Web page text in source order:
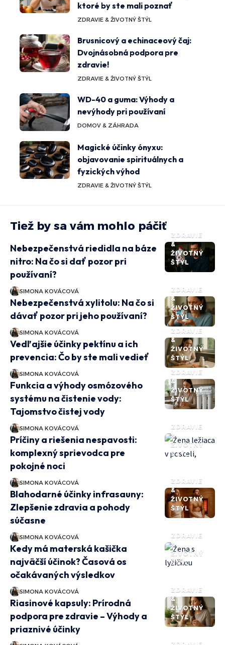
ktoré by ste mali poznať
ZDRAVIE & ŽIVOTNÝ ŠTÝL
Brusnicový a echinaceový čaj:
Dvojnásobná podpora pre
zdravie!
ZDRAVIE & ŽIVOTNÝ ŠTÝL
WD-40 a guma: Výhody a
nevýhody pri používaní
DOMOV & ZÁHRADA
Magické účinky ónyxu:
objavovanie spirituálnych a
fyzických výhod
ZDRAVIE & ŽIVOTNÝ ŠTÝL
Tiež by sa vám mohlo páčiť
ZDRAVIE
&
ŽIVOTNÝ
ŠTÝL
Nebezpečenstvá riedidla na báze
nitro: Na čo si dať pozor pri
používaní?
SIMONA KOVÁCOVÁ
ZDRAVIE
&
ŽIVOTNÝ
ŠTÝL
Nebezpečenstvá xylitolu: Na čo si
dávať pozor pri jeho používaní?
SIMONA KOVÁCOVÁ
ZDRAVIE
&
ŽIVOTNÝ
ŠTÝL
Vedľajšie účinky pektínu a ich
prevencia: Čo by ste mali vedieť
SIMONA KOVÁCOVÁ
ZDRAVIE
&
ŽIVOTNÝ
ŠTÝL
Funkcia a výhody osmózového
systému na čistenie vody:
Tajomstvo čistej vody
SIMONA KOVÁCOVÁ
ZDRAVIE
&
ŽIVOTNÝ
ŠTÝL
Príčiny a riešenia nespavosti:
komplexný sprievodca pre
pokojné noci
SIMONA KOVÁCOVÁ
ZDRAVIE
&
ŽIVOTNÝ
ŠTÝL
Blahodarné účinky infrasauny:
Zlepšenie zdravia a pohody
súčasne
SIMONA KOVÁCOVÁ
ZDRAVIE
&
ŽIVOTNÝ
ŠTÝL
Kedy má materská kašička
najväčší účinok? Časová os
očakávaných výsledkov
SIMONA KOVÁCOVÁ
ZDRAVIE
&
ŽIVOTNÝ
ŠTÝL
Riasinové kapsuly: Prírodná
podpora pre zdravie – Výhody a
priaznivé účinky